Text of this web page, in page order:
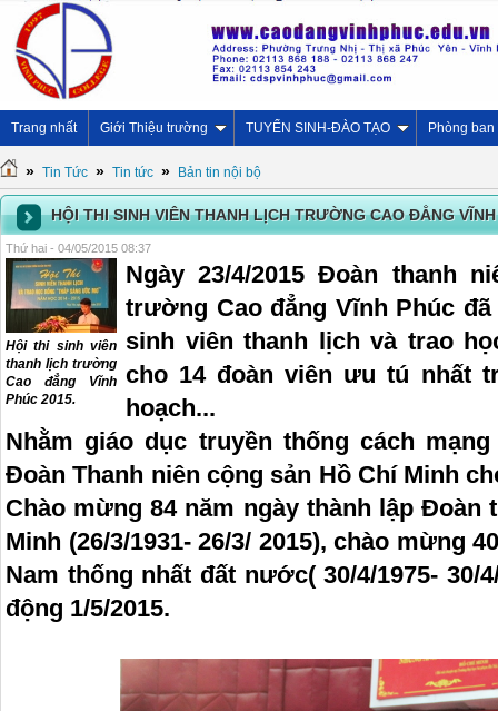
Trang nhất Giới Thiệu trường TUYỂN SINH-ĐÀO TẠO Phòng ban
» Tin Tức » Tin tức » Bản tin nội bộ
HỘI THI SINH VIÊN THANH LỊCH TRƯỜNG CAO ĐẲNG
Thứ hai - 04/05/2015 08:37
Hội thi sinh viên
thanh lịch trường
Cao đẳng Vĩnh
Phúc 2015.
Ngày 23/4/2015 Đoàn thanh
trường Cao đẳng Vĩnh Phúc
sinh viên thanh lịch và trao
cho 14 đoàn viên ưu tú nhất
hoạch...
Nhằm giáo dục truyền thống cách
Đoàn Thanh niên cộng sản Hồ Chí Minh
Chào mừng 84 năm ngày thành lập Đoàn
Minh (26/3/1931- 26/3/ 2015), chào mừng
Nam thống nhất đất nước( 30/4/1975- 30/
động 1/5/2015.